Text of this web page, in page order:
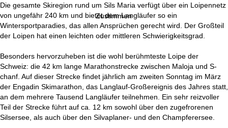
Zustimmen
s
e
t
e
Die gesamte Skiregion rund um Sils Maria verfügt über ein Loipennetz
von ungefähr 240 km und bietet dem Langläufer so ein
Wintersportparadies, das allen Ansprüchen gerecht wird. Der Großteil
der Loipen hat einen leichten oder mittleren Schwierigkeitsgrad.
Besonders hervorzuheben ist die wohl berühmteste Loipe der
Schweiz: die 42 km lange Marathonstrecke zwischen Maloja und S-
chanf. Auf dieser Strecke findet jährlich am zweiten Sonntag im März
der Engadin Skimarathon, das Langlauf-Großereignis des Jahres statt,
an dem mehrere Tausend Langläufer teilnehmen. Ein sehr reizvoller
Teil der Strecke führt auf ca. 12 km sowohl über den zugefrorenen
Silsersee, als auch über den Silvaplaner- und den Champferersee.